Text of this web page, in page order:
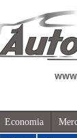
Economia